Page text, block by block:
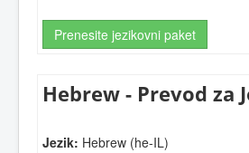
Prenesite jezikovni paket
Hebrew - Prevod za
Jezik: Hebrew (he-IL)